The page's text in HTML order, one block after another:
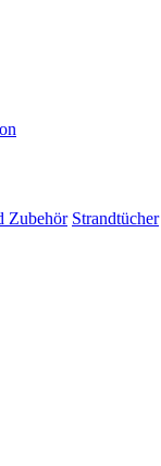
Zubehör Strandtücher